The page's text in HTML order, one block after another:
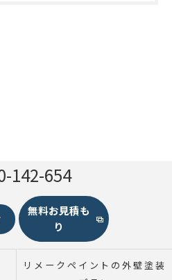
142-654
無料お見積も
り
リメークペイントの外壁塗装